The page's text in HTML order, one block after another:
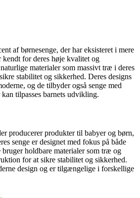
af børnesenge, der har eksisteret i mere
kendt for deres høje kvalitet og
materialer som massivt træ i deres
stabilitet og sikkerhed. Deres designs
og de tilbyder også senge med
tilpasses barnets udvikling.
producerer produkter til babyer og børn,
senge er designet med fokus på både
holdbare materialer som træ og
for at sikre stabilitet og sikkerhed.
design og er tilgængelige i forskellige